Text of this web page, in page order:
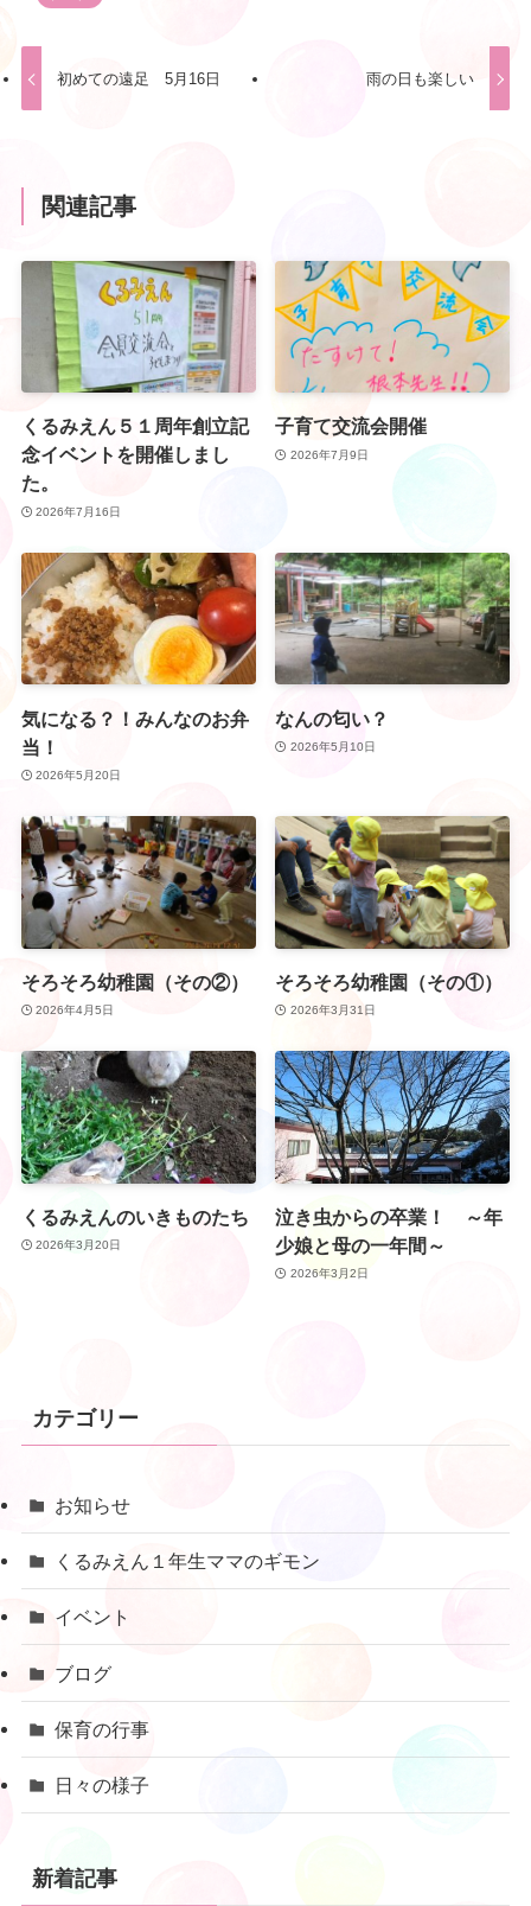
初めての遠足 5月16日 雨の日も楽しい
関連記事
くるみえん５１周年創立記
念イベントを開催しまし
た。
2026年7月16日
子育て交流会開催
2026年7月9日
気になる？！みんなのお弁
当！
2026年5月20日
なんの匂い？
2026年5月10日
そろそろ幼稚園（その②）
2026年4月5日
そろそろ幼稚園（その①）
2026年3月31日
くるみえんのいきものたち
2026年3月20日
泣き虫からの卒業！ ～年
少娘と母の一年間～
2026年3月2日
カテゴリー
お知らせ
くるみえん１年生ママのギモン
イベント
ブログ
保育の行事
日々の様子
新着記事